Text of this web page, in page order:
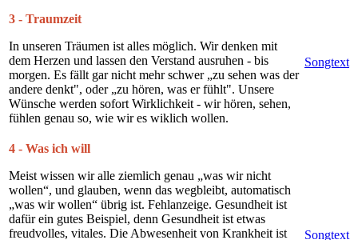
3 - Traumzeit
In unseren Träumen ist alles möglich. Wir denken mit
dem Herzen und lassen den Verstand ausruhen - bis
morgen. Es fällt gar nicht mehr schwer „zu sehen was der
andere denkt", oder „zu hören, was er fühlt". Unsere
Wünsche werden sofort Wirklichkeit - wir hören, sehen,
fühlen genau so, wie wir es wiklich wollen.
Songtext
4 - Was ich will
Meist wissen wir alle ziemlich genau „was wir nicht
wollen“, und glauben, wenn das wegbleibt, automatisch
„was wir wollen“ übrig ist. Fehlanzeige. Gesundheit ist
dafür ein gutes Beispiel, denn Gesundheit ist etwas
freudvolles, vitales. Die Abwesenheit von Krankheit ist
Songtext